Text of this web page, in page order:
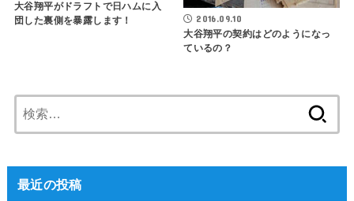
大谷翔平がドラフトで日ハムに入
団した裏側を暴露します！
2016.09.10
大谷翔平の契約はどのようになっ
ているの？
索:
最近の投稿